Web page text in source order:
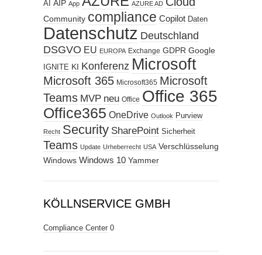
AI AIP App AZURE AD
Community compliance Copilot Daten
Datenschutz Deutschland
DSGVO EU EUROPA Exchange GDPR Google
IGNITE KI Konferenz Microsoft
Microsoft 365 Microsoft365 Microsoft
Teams MVP neu Office Office 365
Office365 OneDrive Outlook Purview
Recht Security SharePoint Sicherheit
Teams Update Urheberrecht USA Verschlüsselung
Windows Windows 10 Yammer
KÖLLNSERVICE GMBH
Compliance Center 0